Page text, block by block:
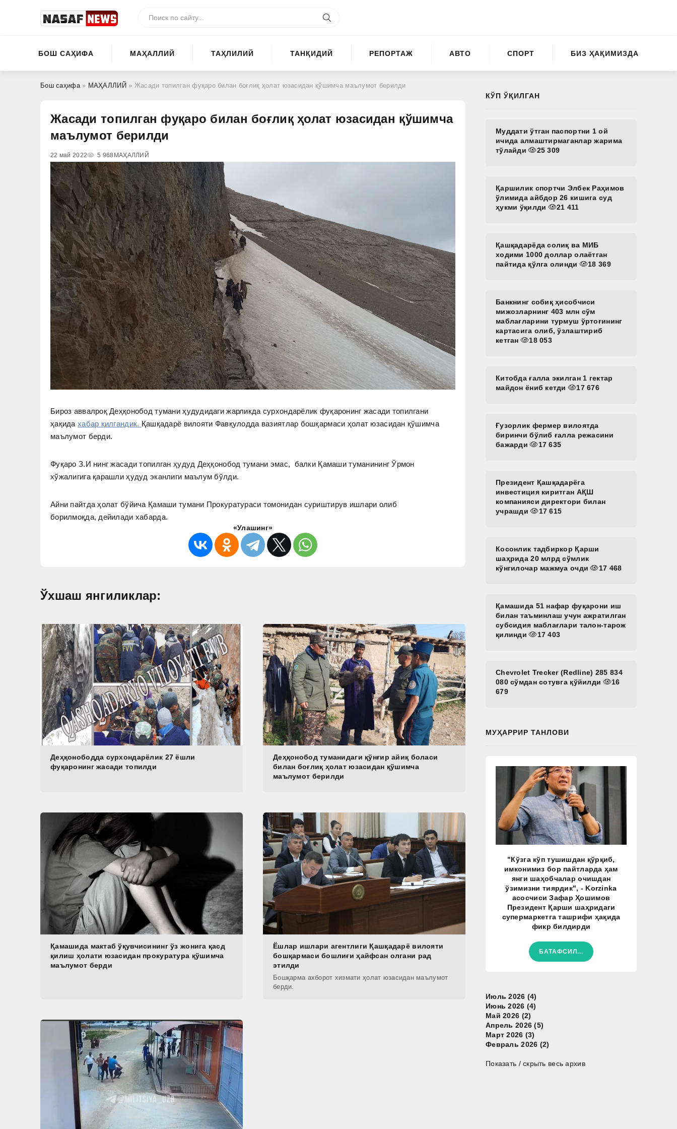
БОШ САҲИФА МАҲАЛЛИЙ ТАҲЛИЛИЙ ТАНҚИДИЙ РЕПОРТАЖ АВТО СПОРТ БИЗ ҲАҚИМИЗДА
Бош саҳифа» МАҲАЛЛИЙ » Жасади топилган фуқаро билан боғлиқ ҳолат юзасидан қўшимча маълумот берилди
Жасади топилган фуқаро билан боғлиқ ҳолат юзасидан қўшимча
маълумот берилди
22 май 2022 5 968 МАҲАЛЛИЙ
Бироз аввалроқ Деҳқонобод тумани ҳудудидаги жарликда сурхондарёлик фуқаронинг жасади топилгани
ҳақида хабар қилгандик. Қашқадарё вилояти Фавқулодда вазиятлар бошқармаси ҳолат юзасидан қўшимча
маълумот берди.
Фуқаро З.И нинг жасади топилган ҳудуд Деҳқонобод тумани эмас, балки Қамаши туманининг Ўрмон
хўжалигига қарашли ҳудуд эканлиги маълум бўлди.
Айни пайтда ҳолат бўйича Қамаши тумани Прокуратураси томонидан суриштирув ишлари олиб
борилмоқда, дейилади хабарда.
«Улашинг»
Ўхшаш янгиликлар:
Деҳқонободда сурхондарёлик 27 ёшли
фуқаронинг жасади топилди
Деҳқонобод туманидаги қўнғир айиқ боласи
билан боғлиқ ҳолат юзасидан қўшимча
маълумот берилди
Қамашида мактаб ўқувчисининг ўз жонига қасд
қилиш ҳолати юзасидан прокуратура қўшимча
маълумот берди
Ёшлар ишлари агентлиги Қашқадарё вилояти
бошқармаси бошлиғи ҳайфсан олгани рад
этилди
Бошқарма ахборот хизмати ҳолат юзасидан маълумот
берди.
КЎП ЎҚИЛГАН
Муддати ўтган паспортни 1 ой
ичида алмаштирмаганлар жарима
тўлайди
25 309
Қаршилик спортчи Элбек Раҳимов
ўлимида айбдор 26 кишига суд
ҳукми ўқилди
21 411
Қашқадарёда солиқ ва МИБ
ходими 1000 доллар олаётган
пайтида қўлга олинди
18 369
Банкнинг собиқ ҳисобчиси
мижозларнинг 403 млн сўм
маблағларини турмуш ўртоғининг
картасига олиб, ўзлаштириб
кетган
18 053
Китобда ғалла экилган 1 гектар
майдон ёниб кетди
17 676
Ғузорлик фермер вилоятда
биринчи бўлиб ғалла режасини
бажарди
17 635
Президент Қашқадарёга
инвестиция киритган АҚШ
компанияси директори билан
учрашди
17 615
Косонлик тадбиркор Қарши
шаҳрида 20 млрд сўмлик
кўнгилочар мажмуа очди
17 468
Қамашида 51 нафар фуқарони иш
билан таъминлаш учун ажратилган
субсидия маблағлари талон-тарож
қилинди
17 403
Chevrolet Trecker (Redline) 285 834
080 сўмдан сотувга қўйилди
16
679
МУҲАРРИР ТАНЛОВИ
"Кўзга кўп тушишдан қўрқиб,
имконимиз бор пайтларда ҳам
янги шаҳобчалар очишдан
ўзимизни тиярдик", - Korzinka
асосчиси Зафар Ҳошимов
Президент Қарши шаҳридаги
супермаркетга ташрифи ҳақида
фикр билдирди
БАТАФСИЛ...
Июль 2026 (4)
Июнь 2026 (4)
Май 2026 (2)
Апрель 2026 (5)
Март 2026 (3)
Февраль 2026 (2)
Показать / скрыть весь архив